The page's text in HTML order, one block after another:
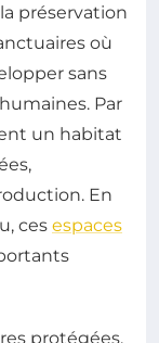
préservation
où
sans
Par
un habitat
En
ces espaces
protégées,